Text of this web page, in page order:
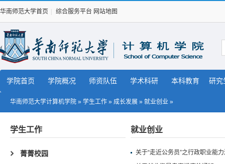
华南师范大学首页 综合服务平台 网站地图
学院首页 学院概况 师资队伍 学术科研 本科教育 研究
华南师范大学计算机学院 » 学生工作 » 成长发展 » 就业创业 »
学生工作
菁菁校园
就业创业
关于“走近公务员”之行政职业能